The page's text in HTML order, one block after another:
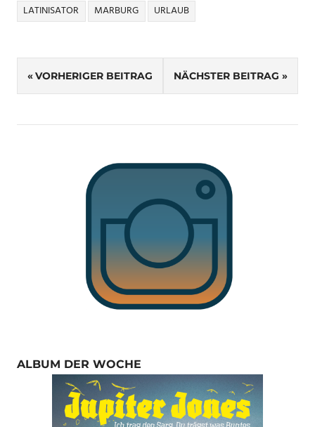
LATINISATOR
MARBURG URLAUB
Beitragsnavigation
VORHERIGER BEITRAG NÄCHSTER BEITRAG
ALBUM DER WOCHE